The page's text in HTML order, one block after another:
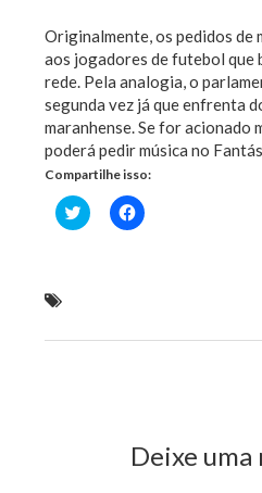
Originalmente, os pedidos de
aos jogadores de futebol que
rede. Pela analogia, o
segunda vez já que enfrenta
maranhense. Se for acionado
poderá pedir música no
Compartilhe isso:
Clique
para
Clique
para
Deixe uma